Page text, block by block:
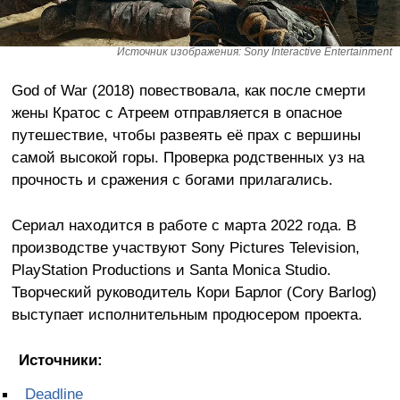
Источник изображения: Sony Interactive Entertainment
God of War (2018) повествовала, как после смерти
жены Кратос с Атреем отправляется в опасное
путешествие, чтобы развеять её прах с вершины
самой высокой горы. Проверка родственных уз на
прочность и сражения с богами прилагались.
Сериал находится в работе с марта 2022 года. В
производстве участвуют Sony Pictures Television,
PlayStation Productions и Santa Monica Studio.
Творческий руководитель Кори Барлог (Cory Barlog)
выступает исполнительным продюсером проекта.
Источники:
Deadline